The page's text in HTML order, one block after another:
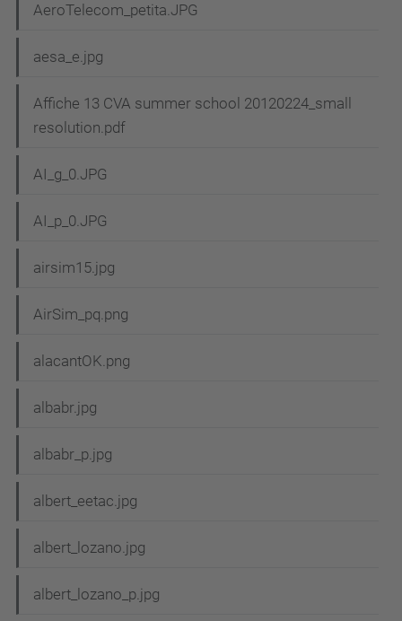
AeroTelecom_petita.JPG
aesa_e.jpg
Affiche 13 CVA summer school 20120224_small
resolution.pdf
AI_g_0.JPG
AI_p_0.JPG
airsim15.jpg
AirSim_pq.png
alacantOK.png
albabr.jpg
albabr_p.jpg
albert_eetac.jpg
albert_lozano.jpg
albert_lozano_p.jpg